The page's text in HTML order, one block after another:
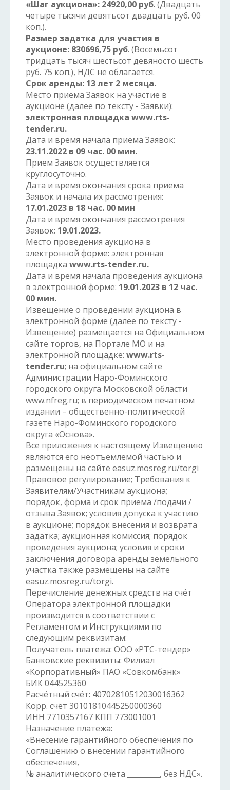
«Шаг аукциона»: 24920,00 руб. (Двадцать
четыре тысячи девятьсот двадцать руб. 00
коп.).
Размер задатка для участия в
аукционе: 830696,75 руб. (Восемьсот
тридцать тысяч шестьсот девяносто шесть
руб. 75 коп.), НДС не облагается.
Срок аренды: 13 лет 2 месяца.
Место приема Заявок на участие в
аукционе (далее по тексту - Заявки):
электронная площадка www.rts-
tender.ru.
Дата и время начала приема Заявок:
23.11.2022 в 09 час. 00 мин.
Прием Заявок осуществляется
круглосуточно.
Дата и время окончания срока приема
Заявок и начала их рассмотрения:
17.01.2023 в 18 час. 00 мин
Дата и время окончания рассмотрения
Заявок: 19.01.2023.
Место проведения аукциона в
электронной форме: электронная
площадка www.rts-tender.ru.
Дата и время начала проведения аукциона
в электронной форме: 19.01.2023 в 12 час.
00 мин.
Извещение о проведении аукциона в
электронной форме (далее по тексту -
Извещение) размещается на Официальном
сайте торгов, на Портале МО и на
электронной площадке: www.rts-
tender.ru; на официальном сайте
Администрации Наро-Фоминского
городского округа Московской области
www.nfreg.ru; в периодическом печатном
издании – общественно-политической
газете Наро-Фоминского городского
округа «Основа».
Все приложения к настоящему Извещению
являются его неотъемлемой частью и
размещены на сайте easuz.mosreg.ru/torgi
Правовое регулирование; Требования к
Заявителям/Участникам аукциона;
порядок, форма и срок приема /подачи /
отзыва Заявок; условия допуска к участию
в аукционе; порядок внесения и возврата
задатка; аукционная комиссия; порядок
проведения аукциона; условия и сроки
заключения договора аренды земельного
участка также размещены на сайте
easuz.mosreg.ru/torgi.
Перечисление денежных средств на счёт
Оператора электронной площадки
производится в соответствии с
Регламентом и Инструкциями по
следующим реквизитам:
Получатель платежа: ООО «РТС-тендер»
Банковские реквизиты: Филиал
«Корпоративный» ПАО «Совкомбанк»
БИК 044525360
Расчётный счёт: 40702810512030016362
Корр. счёт 30101810445250000360
ИНН 7710357167 КПП 773001001
Назначение платежа:
«Внесение гарантийного обеспечения по
Соглашению о внесении гарантийного
обеспечения,
№ аналитического счета _________, без НДС».